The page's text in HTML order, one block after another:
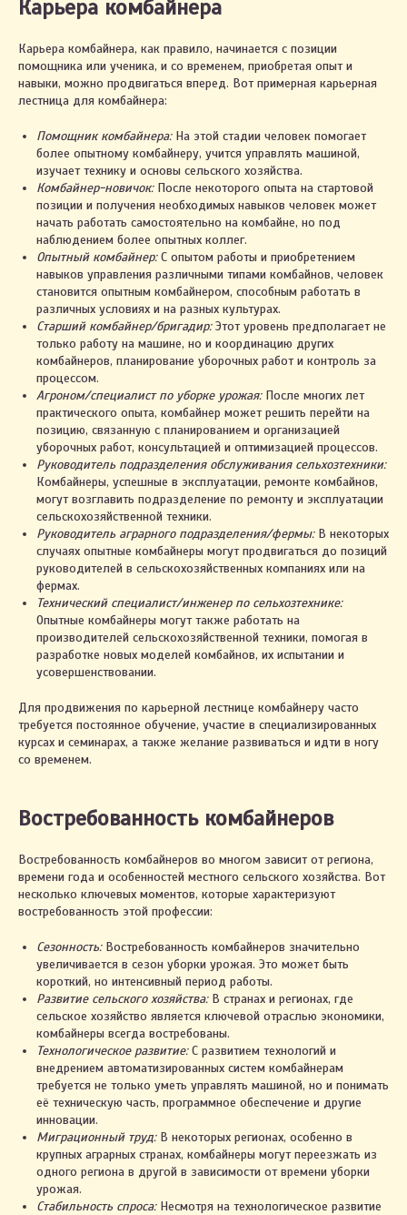
Карьера комбайнера
Карьера комбайнера, как правило, начинается с позиции
помощника или ученика, и со временем, приобретая опыт и
навыки, можно продвигаться вперед. Вот примерная карьерная
лестница для комбайнера:
Помощник комбайнера:На этой стадии человек помогает
более опытному комбайнеру, учится управлять машиной,
изучает технику и основы сельского хозяйства.
Комбайнер-новичок:После некоторого опыта на стартовой
позиции и получения необходимых навыков человек может
начать работать самостоятельно на комбайне, но под
наблюдением более опытных коллег.
Опытный комбайнер:С опытом работы и приобретением
навыков управления различными типами комбайнов, человек
становится опытным комбайнером, способным работать в
различных условиях и на разных культурах.
Старший комбайнер/бригадир:Этот уровень предполагает не
только работу на машине, но и координацию других
комбайнеров, планирование уборочных работ и контроль за
процессом.
Агроном/специалист по уборке урожая:После многих лет
практического опыта, комбайнер может решить перейти на
позицию, связанную с планированием и организацией
уборочных работ, консультацией и оптимизацией процессов.
Руководитель подразделения обслуживания сельхозтехники:
Комбайнеры, успешные в эксплуатации, ремонте комбайнов,
могут возглавить подразделение по ремонту и эксплуатации
сельскохозяйственной техники.
Руководитель аграрного подразделения/фермы:В некоторых
случаях опытные комбайнеры могут продвигаться до позиций
руководителей в сельскохозяйственных компаниях или на
фермах.
Технический специалист/инженер по сельхозтехнике:
Опытные комбайнеры могут также работать на
производителей сельскохозяйственной техники, помогая в
разработке новых моделей комбайнов, их испытании и
усовершенствовании.
Для продвижения по карьерной лестнице комбайнеру часто
требуется постоянное обучение, участие в специализированных
курсах и семинарах, а также желание развиваться и идти в ногу
со временем.
Востребованность комбайнеров
Востребованность комбайнеров во многом зависит от региона,
времени года и особенностей местного сельского хозяйства. Вот
несколько ключевых моментов, которые характеризуют
востребованность этой профессии:
Сезонность:Востребованность комбайнеров значительно
увеличивается в сезон уборки урожая. Это может быть
короткий, но интенсивный период работы.
Развитие сельского хозяйства:В странах и регионах, где
сельское хозяйство является ключевой отраслью экономики,
комбайнеры всегда востребованы.
Технологическое развитие:С развитием технологий и
внедрением автоматизированных систем комбайнерам
требуется не только уметь управлять машиной, но и понимать
её техническую часть, программное обеспечение и другие
инновации.
Миграционный труд:В некоторых регионах, особенно в
крупных аграрных странах, комбайнеры могут переезжать из
одного региона в другой в зависимости от времени уборки
урожая.
Стабильность спроса:Несмотря на технологическое развитие